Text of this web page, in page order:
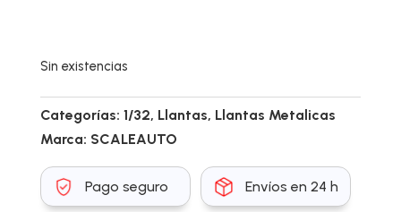
Sin existencias
Categorías: 1/32, Llantas, Llantas Metalicas
Marca: SCALEAUTO
Pago seguro Envíos en 24 h